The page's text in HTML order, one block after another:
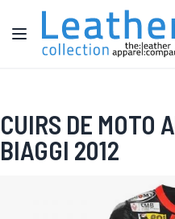
Aller au contenu
Affichage navigation
CUIRS DE MOTO
BIAGGI 2012